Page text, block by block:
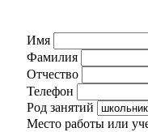
Имя
Фамилия
Отчество
Телефон
Род занятий
Место работы или